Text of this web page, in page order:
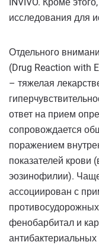
INVIVO. Кроме
исследования для
Отдельного
(Drug Reaction with
– тяжелая
ответ на прием
сопровождается
поражением
показателей крови
эозинофилии).
ассоциирован с
фенобарбитал и